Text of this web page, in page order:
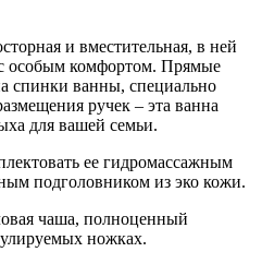
и вместительная, в ней
особым комфортом. Прямые
спинки ванны, специально
ручек – эта ванна
для вашей семьи.
ее гидромассажным
подголовником из эко кожи.
чаша, полноценный
ножках.